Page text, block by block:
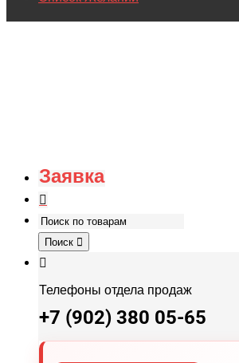
Заявка
Поиск
Телефоны отдела продаж
+7 (902) 380 05-65